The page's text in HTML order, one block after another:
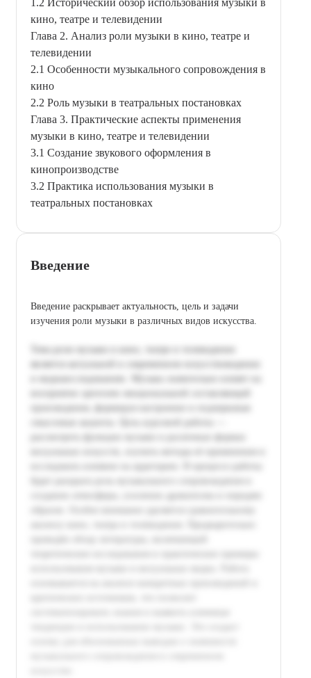
кино, театре и телевидении
Глава 2. Анализ роли музыки в кино, театре и
телевидении
2.1 Особенности музыкального сопровождения в
кино
2.2 Роль музыки в театральных постановках
Глава 3. Практические аспекты применения
музыки в кино, театре и телевидении
3.1 Создание звукового оформления в
кинопроизводстве
3.2 Практика использования музыки в
театральных постановках
Введение
Введение раскрывает актуальность, цель и задачи
изучения роли музыки в различных видов искусства.